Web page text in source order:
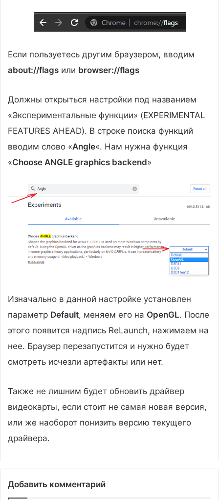
Если пользуетесь другим браузером, вводим
about://flags или browser://flags
Должны открыться настройки под названием
«Экспериментальные функции» (EXPERIMENTAL
FEATURES AHEAD). В строке поиска функций
вводим слово «Angle«. Нам нужна функция
«Choose ANGLE graphics backend»
Изначально в данной настройке установлен
параметр Default, меняем его на OpenGL. После
этого появится надпись ReLaunch, нажимаем на
нее. Браузер перезапустится и нужно будет
смотреть исчезли артефакты или нет.
Также не лишним будет обновить драйвер
видеокарты, если стоит не самая новая версия,
или же наоборот понизить версию текущего
драйвера.
Добавить комментарий